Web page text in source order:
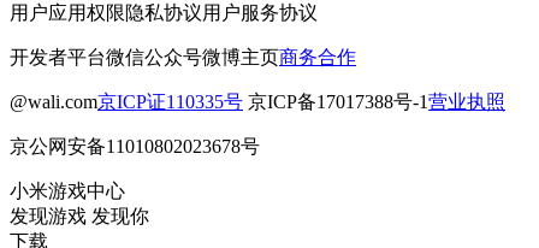
用户应用权限隐私协议用户服务协议
开发者平台微信公众号微博主页商务合作
@wali.com京ICP证110335号 京ICP备17017388号-1营业执照
京公网安备11010802023678号
小米游戏中心
发现游戏 发现你
下载